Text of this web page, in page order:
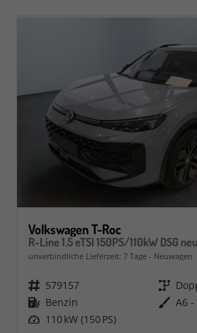
Volkswagen T-Roc
R-Line 1.5 eTSI 150PS/110kW DSG
unverbindliche Lieferzeit: 7 Tage Neuwagen
Fahrzeugnr. 579157 Getriebe
Kraftstoff Benzin Außenfarbe A6
Leistung 110 kW (150 PS)